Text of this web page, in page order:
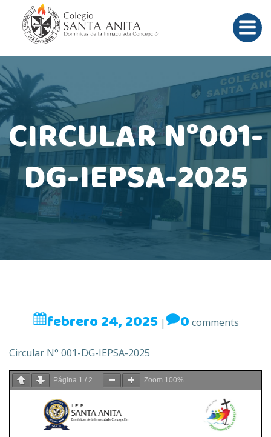
al
contenido
CIRCULAR N°001-
DG-IEPSA-2025
febrero 24, 2025 | 0 comments
Circular N° 001-DG-IEPSA-2025
Página 1 / 2 Zoom 100%